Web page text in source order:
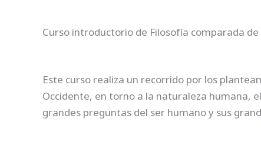
Curso introductorio de Filosofía comparada
Este curso realiza un recorrido por los
Occidente, en torno a la naturaleza humana,
grandes preguntas del ser humano y sus